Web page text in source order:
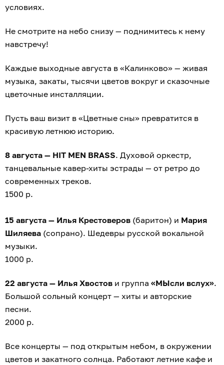
условиях.
Не смотрите на небо снизу — поднимитесь к нему
навстречу!
Каждые выходные августа в «Калинково» — живая
музыка, закаты, тысячи цветов вокруг и сказочные
цветочные инсталляции.
Пусть ваш визит в «Цветные сны» превратится в
красивую летнюю историю.
8 августа — HIT MEN BRASS. Духовой оркестр,
танцевальные кавер-хиты эстрады — от ретро до
современных треков.
1500 р.
15 августа — Илья Крестоверов (баритон) и Мария
Шиляева (сопрано). Шедевры русской вокальной
музыки.
1000 р.
22 августа — Илья Хвостов и группа «МЫсли вслух».
Большой сольный концерт — хиты и авторские
песни.
2000 р.
Все концерты — под открытым небом, в окружении
цветов и закатного солнца. Работают летние кафе и